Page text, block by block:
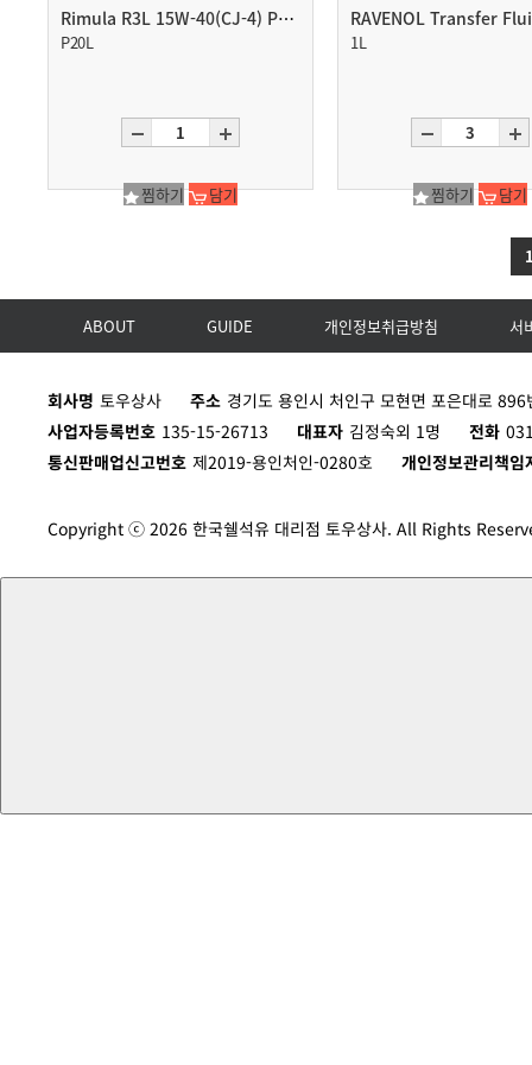
Rimula R3L 15W-40(CJ-4) P20L
P20L
찜하기 담기
1L
찜하기 담기
ABOUT GUIDE 개인정보취급방침 서
회사명 토우상사 주소 경기도 용인시 처인구 모현면 포은대로
사업자등록번호 135-15-26713 대표자 김정숙외 1명 전화
통신판매업신고번호 제2019-용인처인-0280호 개인정보관리책임
Copyright ⓒ 2026 한국쉘석유 대리점 토우상사. All Rights